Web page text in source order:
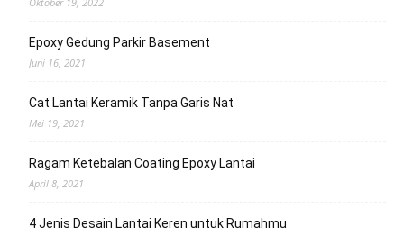
Epoxy Gedung Parkir Basement
Juni 16, 2021
Cat Lantai Keramik Tanpa Garis Nat
Mei 19, 2021
Ragam Ketebalan Coating Epoxy Lantai
April 8, 2021
4 Jenis Desain Lantai Keren untuk Rumahmu